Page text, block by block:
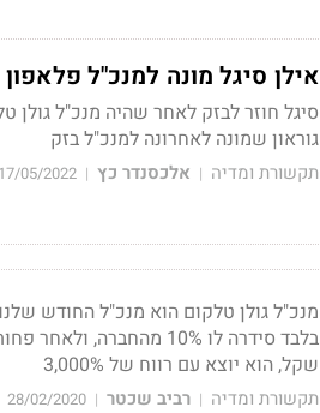
אילן סיגל מונה למנכ"ל פלאפון yes ובזק בינלאומי
סיגל חוזר לבזק לאחר שהיה מנכ"ל
גוראון שמונה לאחרונה למנכ"ל בזק
תקשורת ומדיה | אלכסנדר כץ |
17/05/2022
שקל, הוא יוצא עם רווח של 3,000%
תקשורת ומדיה | רביב שכטר |
28/02/2020